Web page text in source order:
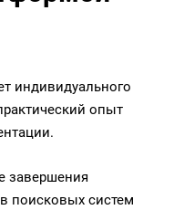
индивидуального
опыт
завершения
поисковых систем